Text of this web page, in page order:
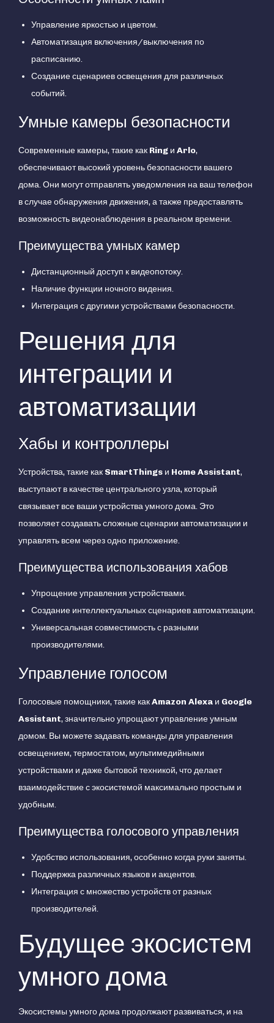
Управление яркостью и цветом.
Автоматизация включения/выключения по
расписанию.
Создание сценариев освещения для различных
событий.
Умные камеры безопасности
Современные камеры, такие как Ring и Arlo,
обеспечивают высокий уровень безопасности вашего
дома. Они могут отправлять уведомления на ваш телефон
в случае обнаружения движения, а также предоставлять
возможность видеонаблюдения в реальном времени.
Преимущества умных камер
Дистанционный доступ к видеопотоку.
Наличие функции ночного видения.
Интеграция с другими устройствами безопасности.
Решения для
интеграции и
автоматизации
Хабы и контроллеры
Устройства, такие как SmartThings и Home Assistant,
выступают в качестве центрального узла, который
связывает все ваши устройства умного дома. Это
позволяет создавать сложные сценарии автоматизации и
управлять всем через одно приложение.
Преимущества использования хабов
Упрощение управления устройствами.
Создание интеллектуальных сценариев автоматизации.
Универсальная совместимость с разными
производителями.
Управление голосом
Голосовые помощники, такие какAmazon Alexa и Google
Assistant, значительно упрощают управление умным
домом. Вы можете задавать команды для управления
освещением, термостатом, мультимедийными
устройствами и даже бытовой техникой, что делает
взаимодействие с экосистемой максимально простым и
удобным.
Преимущества голосового управления
Удобство использования, особенно когда руки заняты.
Поддержка различных языков и акцентов.
Интеграция с множество устройств от разных
производителей.
Будущее экосистем
умного дома
Экосистемы умного дома продолжают развиваться, и на